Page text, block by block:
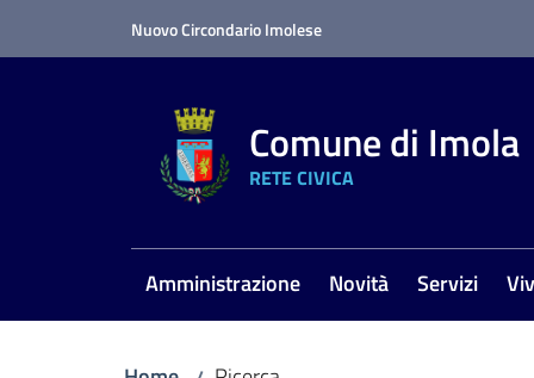
Nuovo Circondario Imolese
Comune di Imola
RETE CIVICA
Amministrazione Novità Servizi